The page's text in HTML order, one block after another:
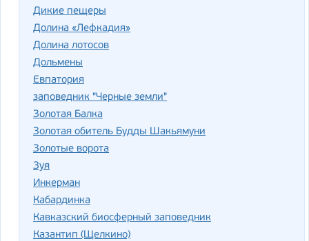
Дикие пещеры
Долина «Лефкадия»
Долина лотосов
Дольмены
Евпатория
заповедник "Черные земли"
Золотая Балка
Золотая обитель Будды Шакьямуни
Золотые ворота
Зуя
Инкерман
Кабардинка
Кавказский биосферный заповедник
Казантип (Щелкино)